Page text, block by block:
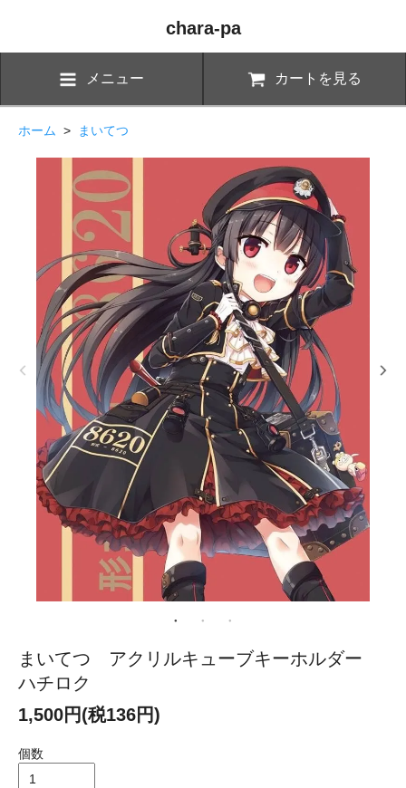
chara-pa
メニュー カートを見る
ホーム > まいてつ
まいてつ アクリルキューブキーホルダー
ハチロク
1,500円(税136円)
個数